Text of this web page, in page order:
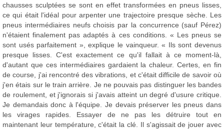
chausses sculptées se sont en effet transformées en pneus lisses,
ce qui était l'idéal pour arpenter une trajectoire presque sèche. Les
pneus intermédiaires neufs choisis par la concurrence (sauf Pérez)
n'étaient finalement pas adaptés à ces conditions. « Les pneus se
sont usés parfaitement », explique le vainqueur. « Ils sont devenus
presque lisses. C'est exactement ce qu'il fallait à ce moment-là,
d'autant que ces intermédiaires gardaient la chaleur. Certes, en fin
de course, j'ai rencontré des vibrations, et c'était difficile de savoir où
j'en étais sur le train arrière. Je ne pouvais pas distinguer les bandes
de roulement, et j'ignorais si j'avais atteint un degré d'usure critique.
Je demandais donc à l'équipe. Je devais préserver les pneus dans
les virages rapides. Essayer de ne pas les détruire tout en
maintenant leur température, c'était la clé. Il s'agissait de jouer avec